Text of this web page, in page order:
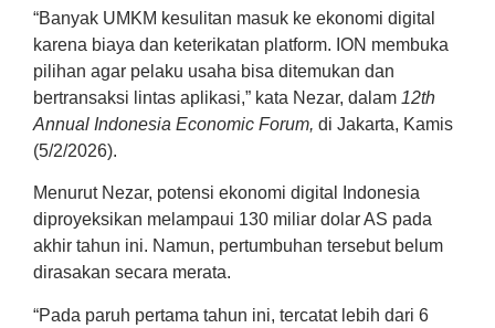
“Banyak UMKM kesulitan masuk ke ekonomi digital
karena biaya dan keterikatan platform. ION membuka
pilihan agar pelaku usaha bisa ditemukan dan
bertransaksi lintas aplikasi,” kata Nezar, dalam 12th
Annual Indonesia Economic Forum, di Jakarta, Kamis
(5/2/2026).
Menurut Nezar, potensi ekonomi digital Indonesia
diproyeksikan melampaui 130 miliar dolar AS pada
akhir tahun ini. Namun, pertumbuhan tersebut belum
dirasakan secara merata.
“Pada paruh pertama tahun ini, tercatat lebih dari 6